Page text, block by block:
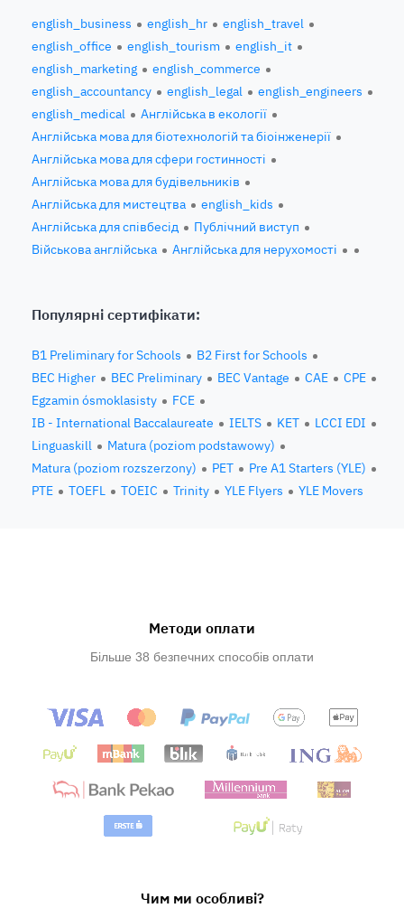
english_business english_hr
english_travel
english_office
english_tourism
english_it
english_marketing
english_commerce
english_accountancy
english_legal
english_engineers
english_medical
Англійська в екології
Англійська мова для біотехнологій та біоінженерії
Англійська мова для сфери гостинності
Англійська мова для будівельників
Англійська для мистецтва
english_kids
Англійська для співбесід
Публічний виступ
Військова англійська
Англійська для нерухомості
Популярні сертифікати:
B1 Preliminary for Schools
B2 First for Schools
BEC Higher
BEC Preliminary BEC Vantage CAE
CPE
Egzamin ósmoklasisty
FCE
IB - International Baccalaureate
IELTS KET
LCCI EDI
Linguaskill
Matura (poziom podstawowy)
Matura (poziom rozszerzony)
PET
Pre A1 Starters (YLE)
PTE
TOEFL TOEIC Trinity YLE Flyers YLE Movers
Методи оплати
Більше 38 безпечних способів оплати
Чим ми особливі?